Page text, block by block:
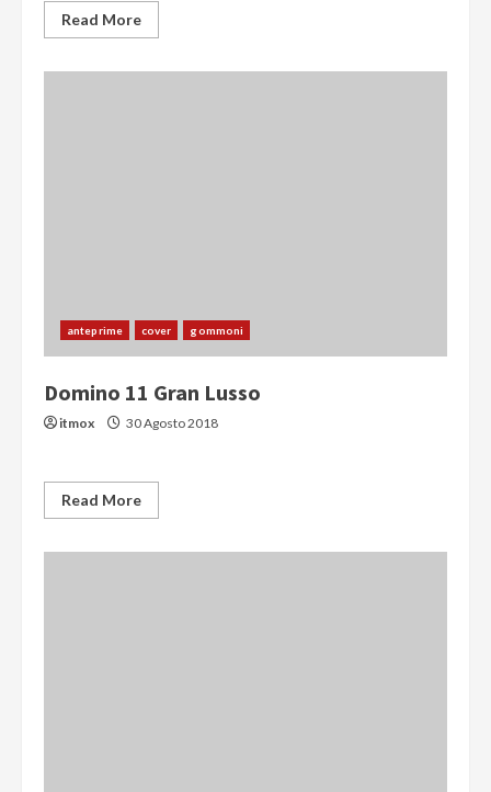
Read More
anteprime cover gommoni
Domino 11 Gran Lusso
itmox 30 Agosto 2018
Read More